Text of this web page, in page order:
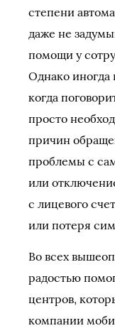
степени
даже не
помощи у
Однако иногда
когда
просто
причин
проблемы с
или
с лицевого
или потеря
Во всех
радостью
центров,
компании